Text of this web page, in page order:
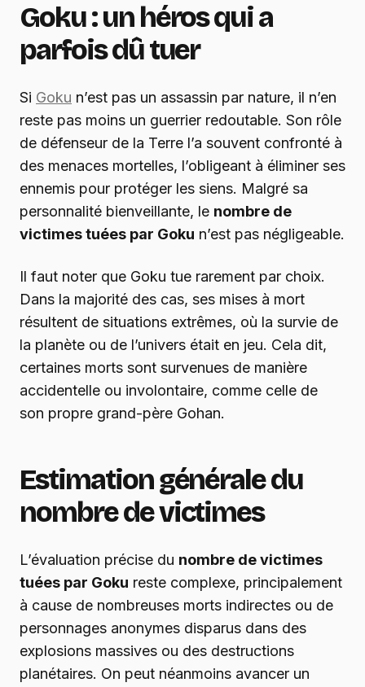
Goku : un héros qui a
parfois dû tuer
Si Goku n’est pas un assassin par nature, il n’en
reste pas moins un guerrier redoutable. Son rôle
de défenseur de la Terre l’a souvent confronté à
des menaces mortelles, l’obligeant à éliminer ses
ennemis pour protéger les siens. Malgré sa
personnalité bienveillante, le nombre de
victimes tuées par Goku n’est pas négligeable.
Il faut noter que Goku tue rarement par choix.
Dans la majorité des cas, ses mises à mort
résultent de situations extrêmes, où la survie de
la planète ou de l’univers était en jeu. Cela dit,
certaines morts sont survenues de manière
accidentelle ou involontaire, comme celle de
son propre grand-père Gohan.
Estimation générale du
nombre de victimes
L’évaluation précise du nombre de victimes
tuées par Goku reste complexe, principalement
à cause de nombreuses morts indirectes ou de
personnages anonymes disparus dans des
explosions massives ou des destructions
planétaires. On peut néanmoins avancer un